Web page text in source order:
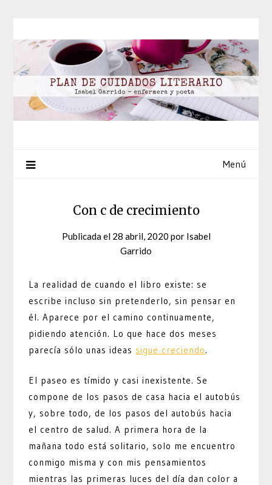
contenido
Menú
Con c de crecimiento
Publicada el 28 abril, 2020 por Isabel
Garrido
La realidad de cuando el libro existe: se
escribe incluso sin pretenderlo, sin pensar en
él. Aparece por el camino continuamente,
pidiendo atención. Lo que hace dos meses
parecía sólo unas ideas sigue creciendo.
El paseo es tímido y casi inexistente. Se
compone de los pasos de casa hacia el autobús
y, sobre todo, de los pasos del autobús hacia
el centro de salud. A primera hora de la
mañana todo está solitario, solo me encuentro
conmigo misma y con mis pensamientos
mientras las primeras luces del día dan color a